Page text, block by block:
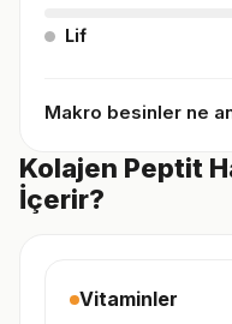
Lif
Makro besinler ne
Kolajen Peptit
İçerir?
Vitaminler